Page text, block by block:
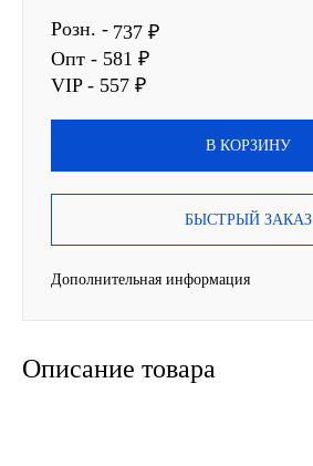
TOTACHI
TOTAL
Valvoline
ZIC
Розн. - 737 ₽
Опт - 581 ₽
VIP - 557 ₽
В КОРЗИНУ
БЫСТРЫЙ ЗАКАЗ
Дополнительная информация
Описание товара